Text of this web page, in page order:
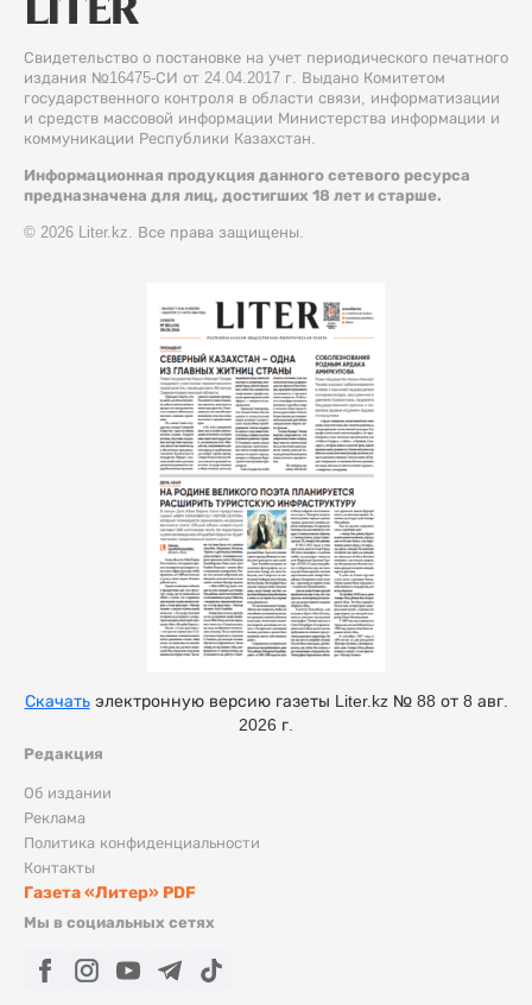
Свидетельство о постановке на учет периодического печатного
издания №16475-СИ от 24.04.2017 г. Выдано Комитетом
государственного контроля в области связи, информатизации
и средств массовой информации Министерства информации и
коммуникации Республики Казахстан.
Информационная продукция данного сетевого ресурса
предназначена для лиц, достигших 18 лет и старше.
© 2026 Liter.kz. Все права защищены.
Редакция
Об издании
Реклама
Политика конфиденциальности
Контакты
Газета «Литер» PDF
Мы в социальных сетях
Скачатьэлектронную версию газеты Liter.kz № 88 от 8 авг.
2026 г.